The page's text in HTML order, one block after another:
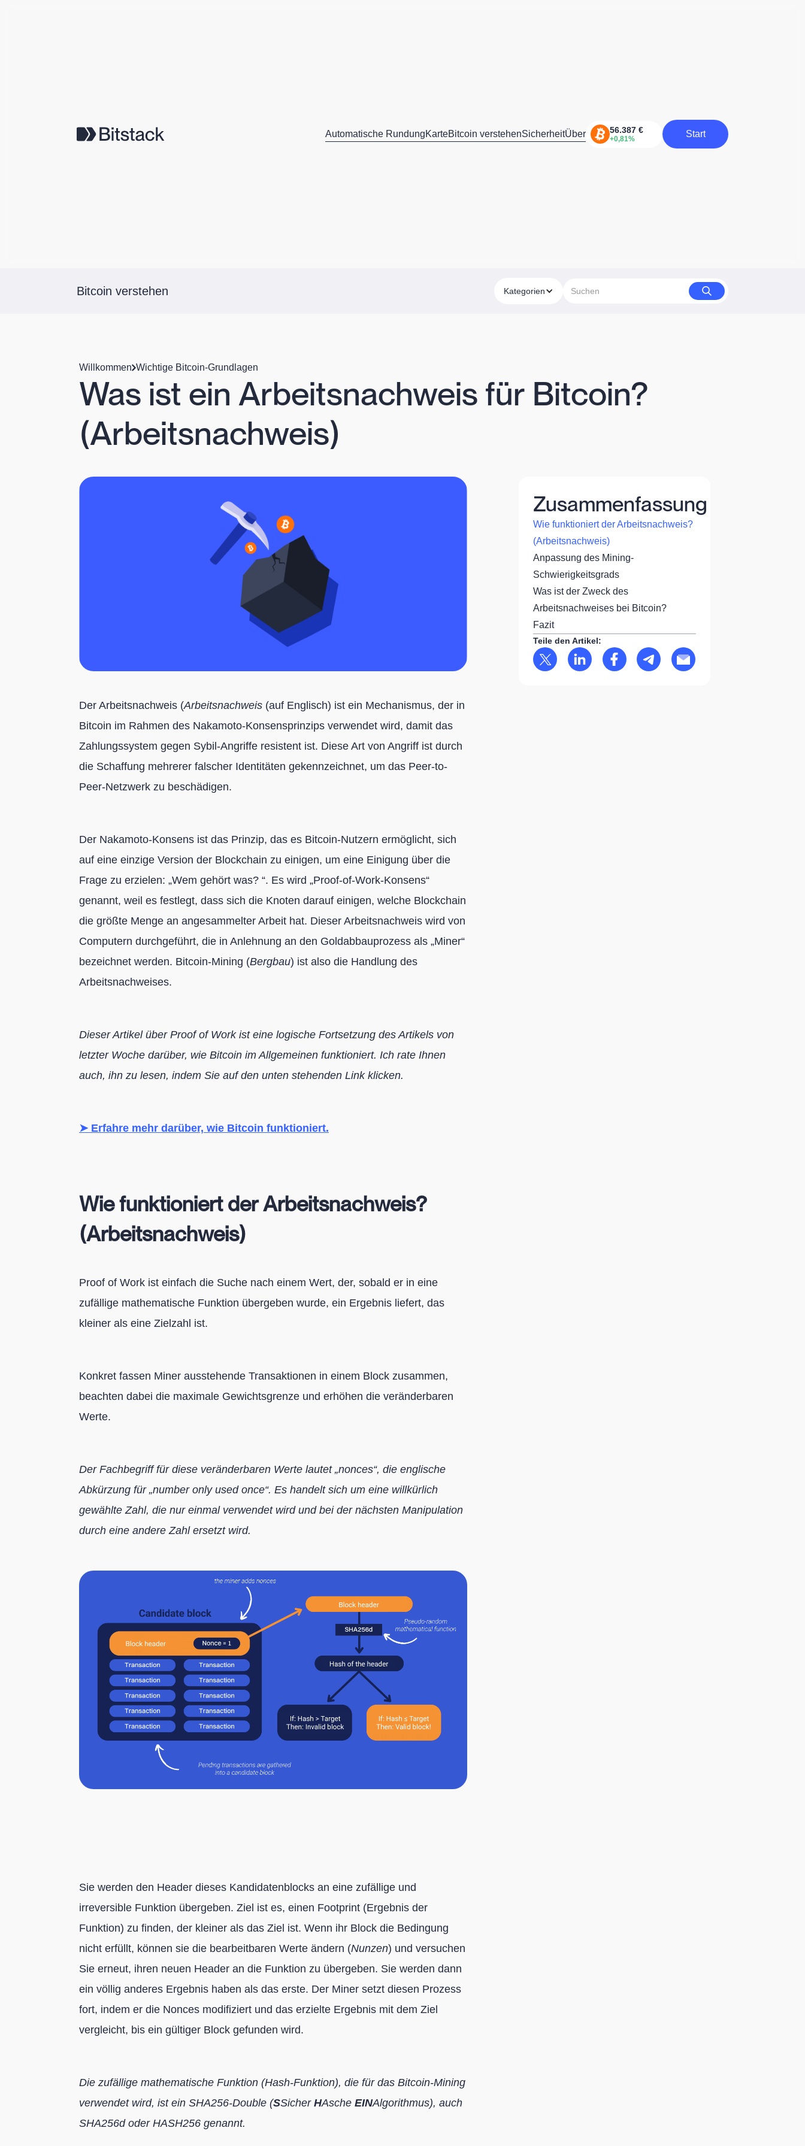
Automatische RundungKarteBitcoin verstehenSicherheitÜber
Start
Start
Bitcoin verstehen Kategorien
Willkommen Wichtige Bitcoin-Grundlagen
Was ist ein Arbeitsnachweis für Bitcoin?
(Arbeitsnachweis)
Der Arbeitsnachweis (Arbeitsnachweis (auf Englisch) ist ein Mechanismus, der in
Bitcoin im Rahmen des Nakamoto-Konsensprinzips verwendet wird, damit das
Zahlungssystem gegen Sybil-Angriffe resistent ist. Diese Art von Angriff ist durch
die Schaffung mehrerer falscher Identitäten gekennzeichnet, um das Peer-to-
Peer-Netzwerk zu beschädigen.
Der Nakamoto-Konsens ist das Prinzip, das es Bitcoin-Nutzern ermöglicht, sich
auf eine einzige Version der Blockchain zu einigen, um eine Einigung über die
Frage zu erzielen: „Wem gehört was? “. Es wird „Proof-of-Work-Konsens“
genannt, weil es festlegt, dass sich die Knoten darauf einigen, welche Blockchain
die größte Menge an angesammelter Arbeit hat. Dieser Arbeitsnachweis wird von
Computern durchgeführt, die in Anlehnung an den Goldabbauprozess als „Miner“
bezeichnet werden. Bitcoin-Mining (Bergbau) ist also die Handlung des
Arbeitsnachweises.
Dieser Artikel über Proof of Work ist eine logische Fortsetzung des Artikels von
letzter Woche darüber, wie Bitcoin im Allgemeinen funktioniert. Ich rate Ihnen
auch, ihn zu lesen, indem Sie auf den unten stehenden Link klicken.
➤ Erfahre mehr darüber, wie Bitcoin funktioniert.
Wie funktioniert der Arbeitsnachweis?
(Arbeitsnachweis)
Proof of Work ist einfach die Suche nach einem Wert, der, sobald er in eine
zufällige mathematische Funktion übergeben wurde, ein Ergebnis liefert, das
kleiner als eine Zielzahl ist.
Konkret fassen Miner ausstehende Transaktionen in einem Block zusammen,
beachten dabei die maximale Gewichtsgrenze und erhöhen die veränderbaren
Werte.
Der Fachbegriff für diese veränderbaren Werte lautet „nonces“, die englische
Abkürzung für „number only used once“. Es handelt sich um eine willkürlich
gewählte Zahl, die nur einmal verwendet wird und bei der nächsten Manipulation
durch eine andere Zahl ersetzt wird.
Sie werden den Header dieses Kandidatenblocks an eine zufällige und
irreversible Funktion übergeben. Ziel ist es, einen Footprint (Ergebnis der
Funktion) zu finden, der kleiner als das Ziel ist. Wenn ihr Block die Bedingung
nicht erfüllt, können sie die bearbeitbaren Werte ändern (Nunzen) und versuchen
Sie erneut, ihren neuen Header an die Funktion zu übergeben. Sie werden dann
ein völlig anderes Ergebnis haben als das erste. Der Miner setzt diesen Prozess
fort, indem er die Nonces modifiziert und das erzielte Ergebnis mit dem Ziel
vergleicht, bis ein gültiger Block gefunden wird.
Die zufällige mathematische Funktion (Hash-Funktion), die für das Bitcoin-Mining
verwendet wird, ist ein SHA256-Double (SSicher HAsche EINAlgorithmus), auch
SHA256d oder HASH256 genannt.
Zusammenfassung
Wie funktioniert der Arbeitsnachweis?
(Arbeitsnachweis)
Anpassung des Mining-
Schwierigkeitsgrads
Was ist der Zweck des
Arbeitsnachweises bei Bitcoin?
Fazit
Teile den Artikel: